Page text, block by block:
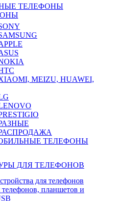
ТЕЛЕФОНЫ
MEIZU, HUAWEI,
РАСПРОДАЖА
ТЕЛЕФОНЫ
ДЛЯ ТЕЛЕФОНОВ
для телефонов
планшетов и